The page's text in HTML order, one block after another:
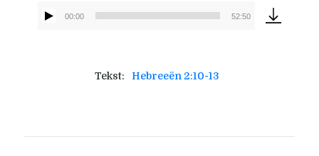
00:00 52:50
Tekst: Hebreeën 2:10-13